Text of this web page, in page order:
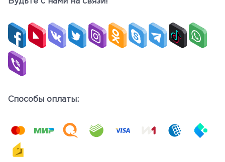
Способы оплаты: